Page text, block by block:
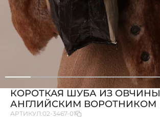
КОРОТКАЯ ШУБА ИЗ
АНГЛИЙСКИМ ВОРОТНИКОМ
АРТИКУЛ:02-3467-01